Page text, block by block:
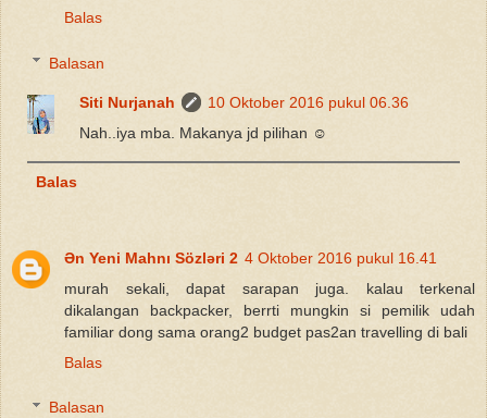
Balas
Balasan
Siti Nurjanah
10 Oktober 2016 pukul 06.36
Nah..iya mba. Makanya jd pilihan ☺
Balas
Ən Yeni Mahnı Sözləri 2 4 Oktober 2016 pukul 16.41
murah sekali, dapat sarapan juga. kalau terkenal
dikalangan backpacker, berrti mungkin si pemilik udah
familiar dong sama orang2 budget pas2an travelling di bali
Balas
Balasan